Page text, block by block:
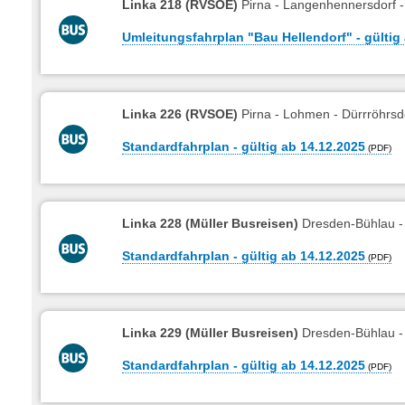
Linka 218 (RVSOE) Pirna - Langenhennersdorf
Umleitungsfahrplan "Bau Hellendorf" - gültig
Linka 226 (RVSOE) Pirna - Lohmen -
Standardfahrplan - gültig ab 14.12.2025
Linka 228 (Müller Busreisen) Dresden-Bühlau
Standardfahrplan - gültig ab 14.12.2025
Linka 229 (Müller Busreisen) Dresden-Bühlau
Standardfahrplan - gültig ab 14.12.2025